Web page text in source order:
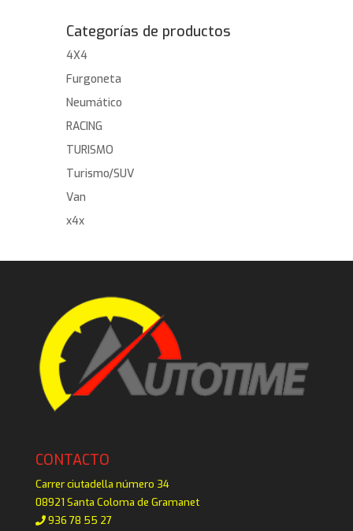
Categorías de productos
4X4
Furgoneta
Neumático
RACING
TURISMO
Turismo/SUV
Van
x4x
CONTACTO
Carrer ciutadella número 34
08921 Santa Coloma de Gramanet
936 78 55 27